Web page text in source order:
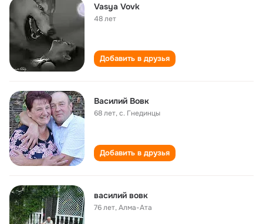
Vasya Vovk
48 лет
Добавить в друзья
Василий Вовк
68 лет,с. Гнединцы
Добавить в друзья
василий вовк
76 лет,Алма-Ата